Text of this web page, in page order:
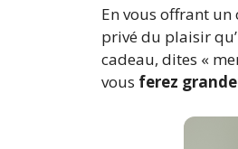
En vous offrant un
privé du plaisir
cadeau, dites «
vous ferez